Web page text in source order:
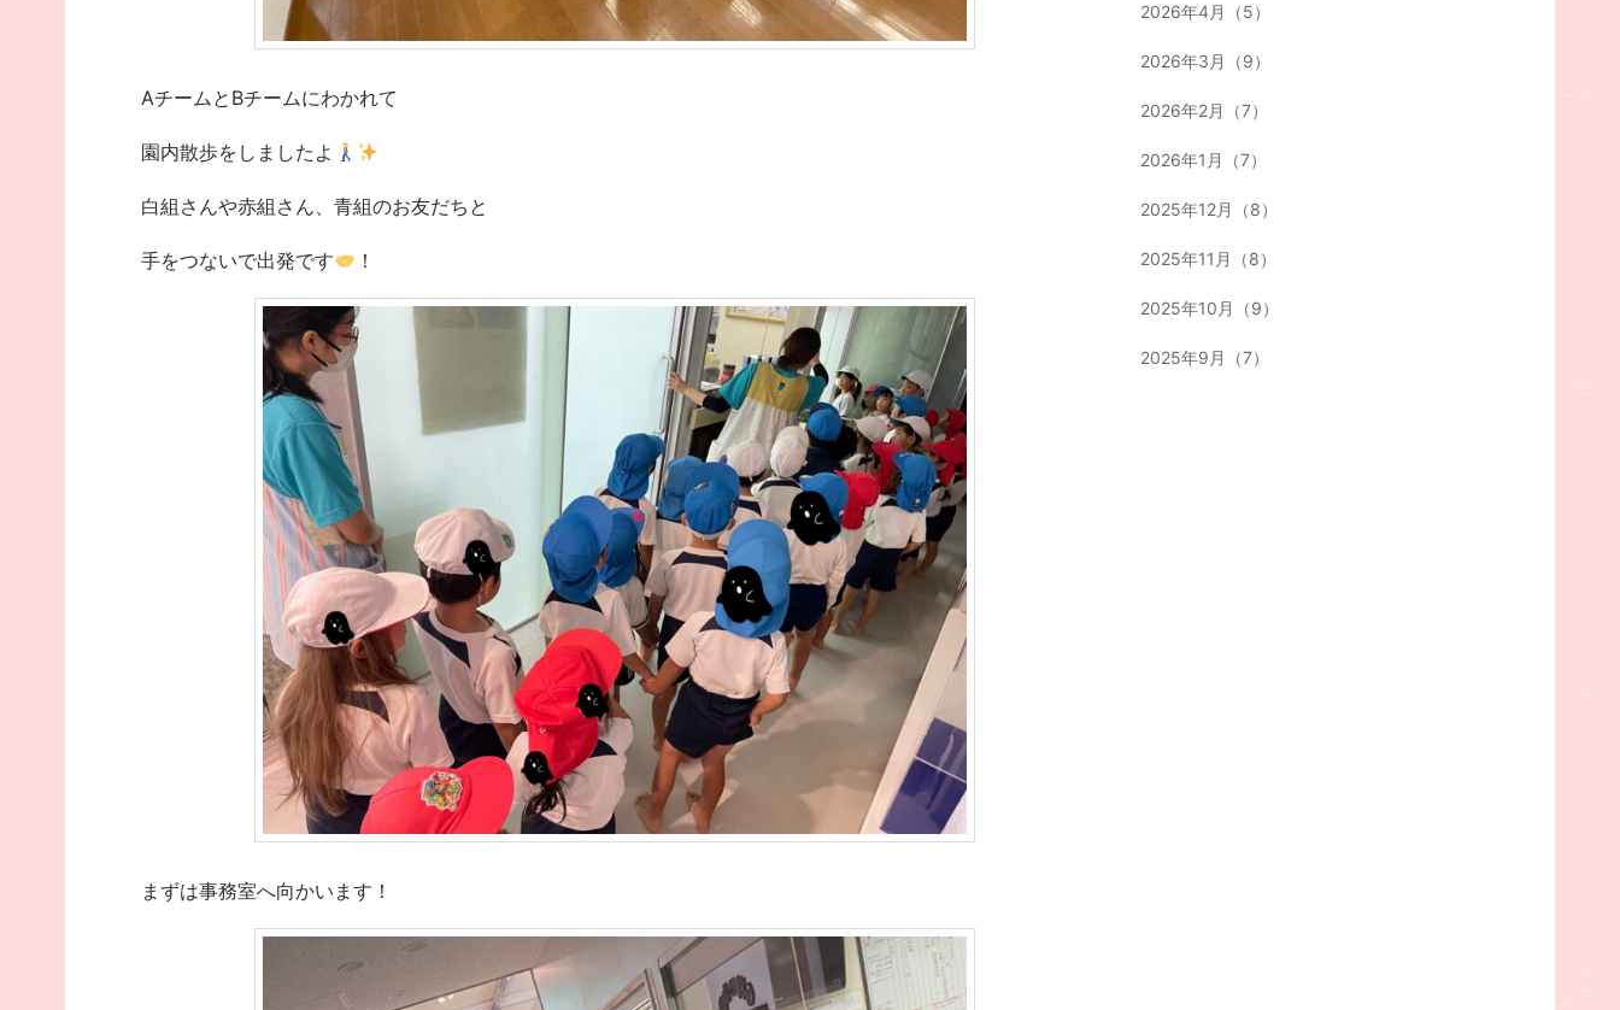
AチームとBチームにわかれて
園内散歩をしましたよ
白組さんや赤組さん、青組のお友だちと
手をつないで出発です ！
まずは事務室へ向かいます！
2026年4月（5）
2026年3月（9）
2026年2月（7）
2026年1月（7）
2025年12月（8）
2025年11月（8）
2025年10月（9）
2025年9月（7）